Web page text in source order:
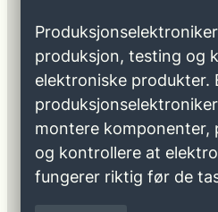
produksjon, testing og
elektroniske produkter.
montere komponenter,
og kontrollere at
fungerer riktig før de